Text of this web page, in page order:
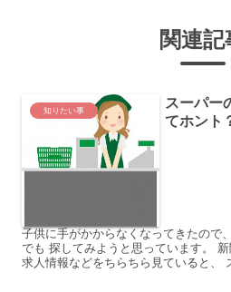
関連記
知りたい事
スーパー
てホント
子供に手がかからなくなってきたので
でも 探してみようと思っています。
求人情報などをちらちら見ていると、